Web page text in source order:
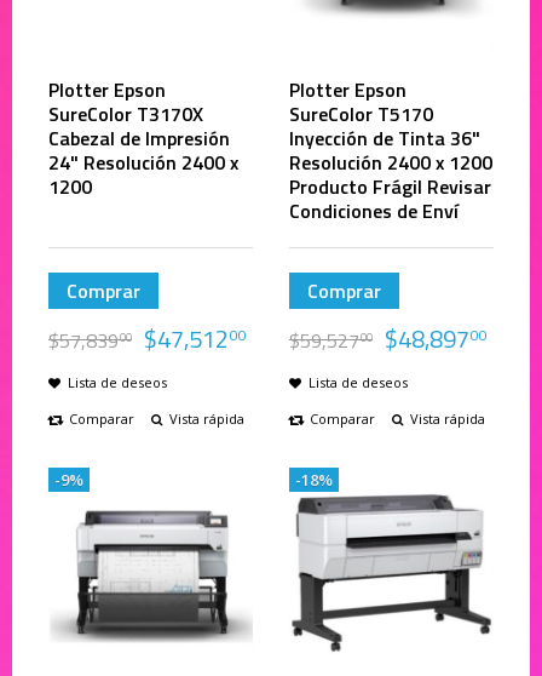
Plotter Epson
SureColor T3170X
Cabezal de Impresión
24" Resolución 2400 x
1200
Comprar
$57,83900 $47,51200
Lista de deseos
Comparar
Vista rápida
Plotter Epson
SureColor T5170
Inyección de Tinta 36"
Resolución 2400 x 1200
Producto Frágil Revisar
Condiciones de Enví
Comprar
$59,52700 $48,89700
Lista de deseos
Comparar
Vista rápida
-9% -18%